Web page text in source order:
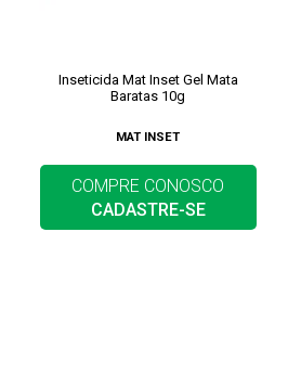
Inseticida Mat Inset Gel Mata
Baratas 10g
MAT INSET
COMPRE CONOSCO
CADASTRE-SE